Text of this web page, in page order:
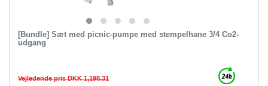
[Bundle] Sæt med picnic-pumpe med stempelhane 3/4 Co2-
udgang
Vejledende pris DKK 1,198.31